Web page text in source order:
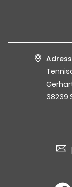
38239